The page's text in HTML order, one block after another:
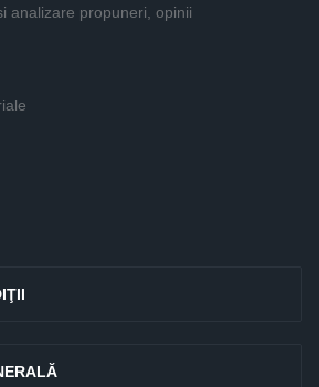
analizare propuneri, opinii